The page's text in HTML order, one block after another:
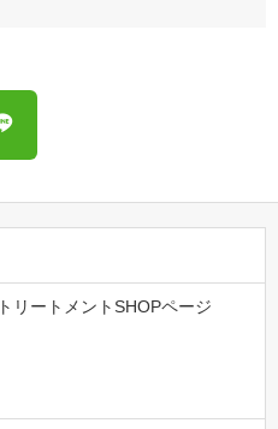
リートメントSHOPページ